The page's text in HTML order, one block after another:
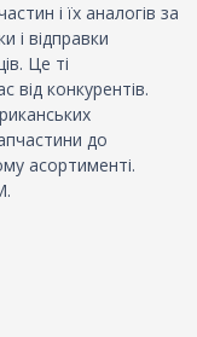
і їх аналогів за
і відправки
Це ті
від конкурентів.
до
асортименті.